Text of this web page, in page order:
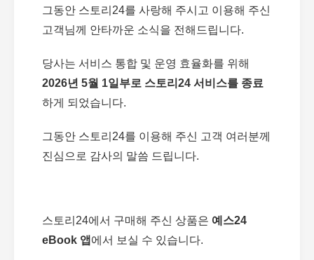
그동안 스토리24를 사랑해 주시고 이용해 주신
고객님께 안타까운 소식을 전해드립니다.
당사는 서비스 통합 및 운영 효율화를 위해
2026년 5월 1일부로 스토리24 서비스를 종료
하게 되었습니다.
그동안 스토리24를 이용해 주신 고객 여러분께
진심으로 감사의 말씀 드립니다.
스토리24에서 구매해 주신 상품은 예스24
eBook 앱 에서 보실 수 있습니다.